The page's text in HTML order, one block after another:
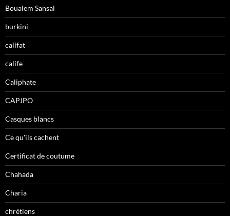
Boualem Sansal
burkini
califat
calife
Caliphate
CAPJPO
Casques blancs
Ce qu'ils cachent
Certificat de coutume
Chahada
Charia
chrétiens